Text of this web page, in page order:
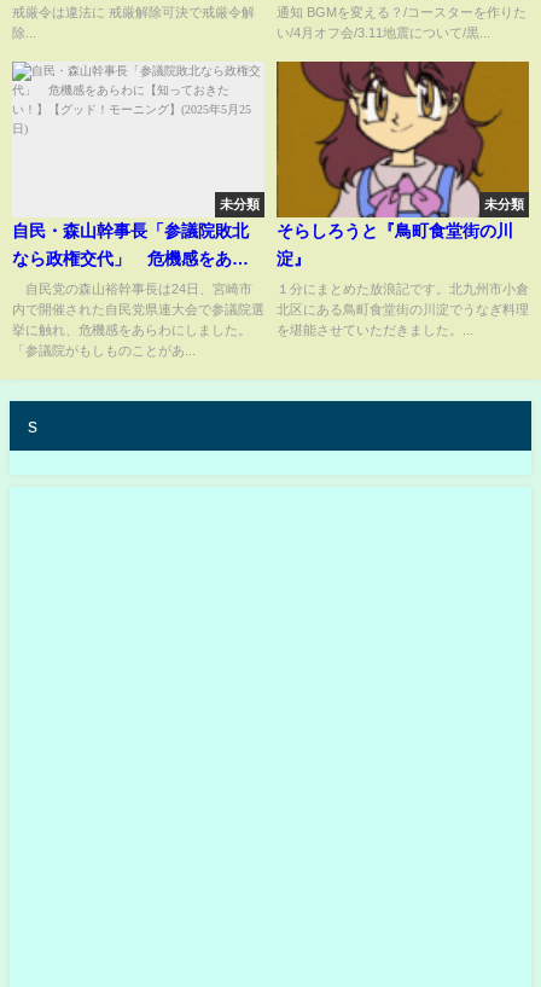
戒厳令は違法に 戒厳解除可決で戒厳令解
除...
3 11地震について黒コメの刑追
加キャスやってて怖かった話石
川典行ガロウに行った、みさき
通知 BGMを変える？/コースターを作りた
い/4月オフ会/3.11地震について/黒...
未分類
自民・森山幹事長「参議院敗北
なら政権交代」 危機感をあら
わに【知っておきたい！】【グ
ッド！モーニング】(2025年5月
25日)
自民党の森山裕幹事長は24日、宮崎市
内で開催された自民党県連大会で参議院選
挙に触れ、危機感をあらわにしました。
「参議院がもしものことがあ...
未分類
そらしろうと『鳥町食堂街の川
淀』
１分にまとめた放浪記です。北九州市小倉
北区にある鳥町食堂街の川淀でうなぎ料理
を堪能させていただきました。...
s